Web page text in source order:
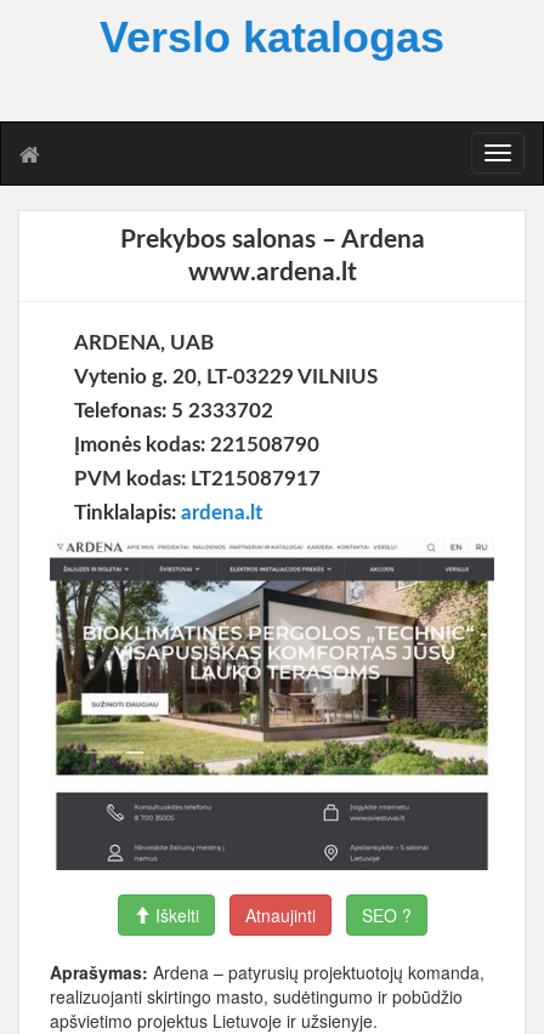
Verslo katalogas
T
o
Prekybos salonas – Ardena
www.ardena.lt
ARDENA, UAB
Vytenio g. 20, LT-03229 VILNIUS
Telefonas: 5 2333702
Įmonės kodas: 221508790
PVM kodas: LT215087917
Tinklalapis: ardena.lt
Iškelti Atnaujinti SEO ?
Aprašymas: Ardena – patyrusių projektuotojų komanda,
realizuojanti skirtingo masto, sudėtingumo ir pobūdžio
apšvietimo projektus Lietuvoje ir užsienyje.